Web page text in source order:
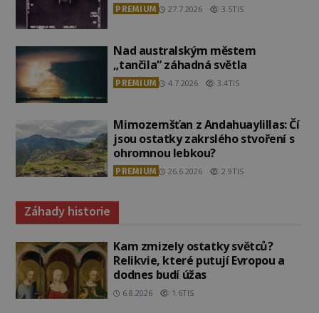
PREMIUM 27.7.2026 3.5TIS
Nad australským městem
„tančila“ záhadná světla
PREMIUM 4.7.2026 3.4TIS
Mimozemšťan z Andahuaylillas: Čí
jsou ostatky zakrslého stvoření s
ohromnou lebkou?
PREMIUM 26.6.2026 2.9TIS
Záhady historie
Kam zmizely ostatky světců?
Relikvie, které putují Evropou a
dodnes budí úžas
6.8.2026 1.6TIS